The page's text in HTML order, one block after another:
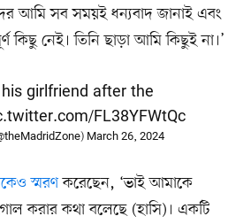
আমি সব সময়ই ধন্যবাদ জানাই এবং
কিছু নেই। তিনি ছাড়া আমি কিছুই না।’
girlfriend after the
FL38YFWtQc
March 26, 2024
স্মরণকরেছেন, ‘ভাই আমাকে
করার কথা বলেছে (হাসি)। একটি